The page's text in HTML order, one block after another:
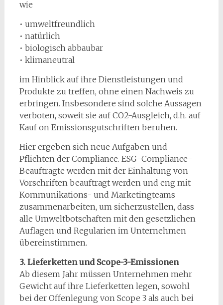
wie
• umweltfreundlich
• natürlich
• biologisch abbaubar
• klimaneutral
im Hinblick auf ihre Dienstleistungen und
Produkte zu treffen, ohne einen Nachweis zu
erbringen. Insbesondere sind solche Aussagen
verboten, soweit sie auf CO2-Ausgleich, d.h. auf
Kauf on Emissionsgutschriften beruhen.
Hier ergeben sich neue Aufgaben und
Pflichten der Compliance. ESG-Compliance-
Beauftragte werden mit der Einhaltung von
Vorschriften beauftragt werden und eng mit
Kommunikations- und Marketingteams
zusammenarbeiten, um sicherzustellen, dass
alle Umweltbotschaften mit den gesetzlichen
Auflagen und Regularien im Unternehmen
übereinstimmen.
3. Lieferketten und Scope-3-Emissionen
Ab diesem Jahr müssen Unternehmen mehr
Gewicht auf ihre Lieferketten legen, sowohl
bei der Offenlegung von Scope 3 als auch bei